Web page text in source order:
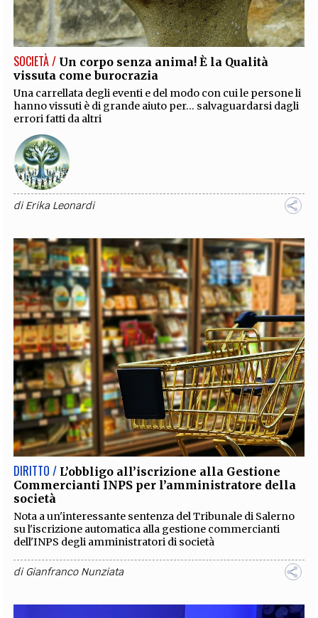
EXTRA
CODICI RUBRICHE LIBRI PROCEEDINGS PUBBLICITÀ CONTATTI
SOCIAL MEDIA
SOCIETÀ / Un corpo senza anima! È la Qualità
vissuta come burocrazia
Una carrellata degli eventi e del modo con cui le persone li
hanno vissuti è di grande aiuto per… salvaguardarsi dagli
errori fatti da altri
diErika Leonardi
DIRITTO / L’obbligo all’iscrizione alla Gestione
Commercianti INPS per l’amministratore della
società
Nota a un'interessante sentenza del Tribunale di Salerno
su l'iscrizione automatica alla gestione commercianti
dell'INPS degli amministratori di società
diGianfranco Nunziata